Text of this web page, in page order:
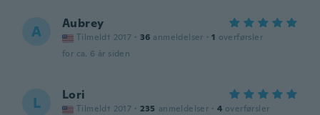
A Aubrey
Tilmeldt 2017 · 36 anmeldelser · 1 overførsler
for ca. 6 år siden
L Lori
Tilmeldt 2017 · 235 anmeldelser · 4 overførsler